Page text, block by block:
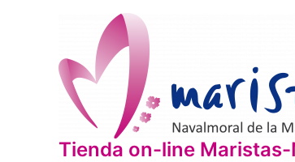
Tienda on-line